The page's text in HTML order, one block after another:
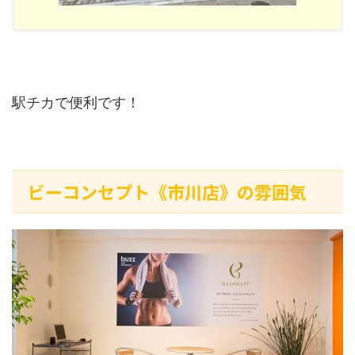
駅チカで便利です！
ビーコンセプト《市川店》の雰囲気